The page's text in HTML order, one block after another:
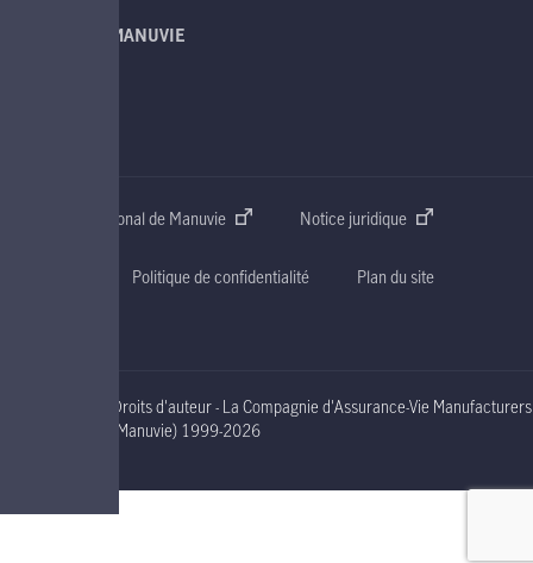
À PROPOS DE MANUVIE
Site web international de Manuvie Notice juridique
Politique de confidentialité Plan du site
Droits d'auteur - La Compagnie d'Assurance-Vie Manufacturers
(Manuvie) nineteen ninety nine to two thousand and nineteen
1999-2026